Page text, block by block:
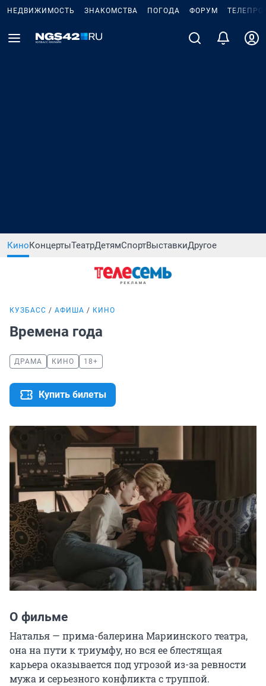
НЕДВИЖИМОСТЬ ЗНАКОМСТВА ПОГОДА ФОРУМ
КиноКонцертыТеатрДетямСпортВыставкиДругое
КУЗБАСС АФИША КИНО
Времена года
ДРАМА КИНО 18+
Купить билеты
О фильме
Наталья — прима-балерина Мариинского театра,
она на пути к триумфу, но вся ее блестящая
карьера оказывается под угрозой из-за ревности
мужа и серьезного конфликта с труппой.